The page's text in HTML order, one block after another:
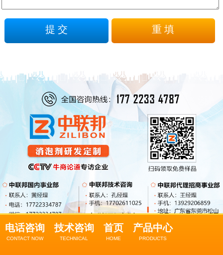
电话咨询
CONTACT NOW
技术咨询
TECHNICAL
首页
HOME
产品中心
PRODUCTS